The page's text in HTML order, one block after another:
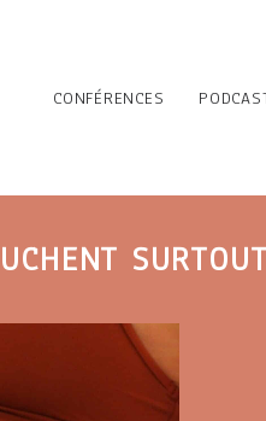
CONFÉRENCES